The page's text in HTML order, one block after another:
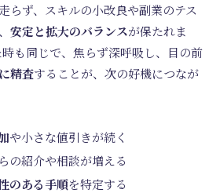
らず、スキルの小改良や副業のテス
安定と拡大のバランスが保たれま
も同じで、焦らず深呼吸し、目の前
精査することが、次の好機につなが
や小さな値引きが続く
の紹介や相談が増える
のある手順を特定する